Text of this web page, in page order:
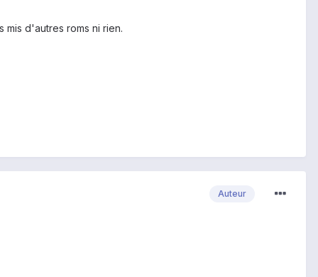
mis d'autres roms ni rien.
Auteur